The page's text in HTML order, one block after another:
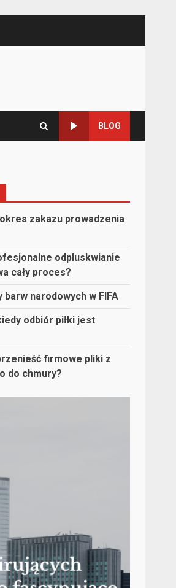
BLOG
zakazu prowadzenia
odpluskwianie
cały proces?
narodowych w FIFA
odbiór piłki jest
firmowe pliki z
do chmury?